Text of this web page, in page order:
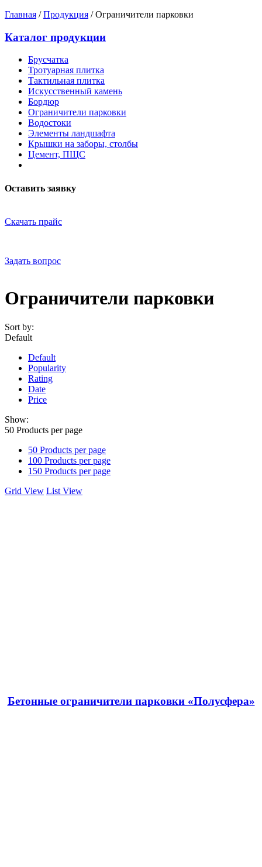
Главная /Продукция /Ограничители парковки
Каталог продукции
Брусчатка
Тротуарная плитка
Тактильная плитка
Искусственный камень
Бордюр
Ограничители парковки
Водостоки
Элементы ландшафта
Крышки на заборы, столбы
Цемент, ПЩС
Оставить заявку
Скачать прайс
Задать вопрос
Ограничители парковки
Sort by:
Default
Default
Popularity
Rating
Date
Price
Show:
50 Products per page
50 Products per page
100 Products per page
150 Products per page
Grid View List View
Бетонные ограничители парковки «Полусфера»